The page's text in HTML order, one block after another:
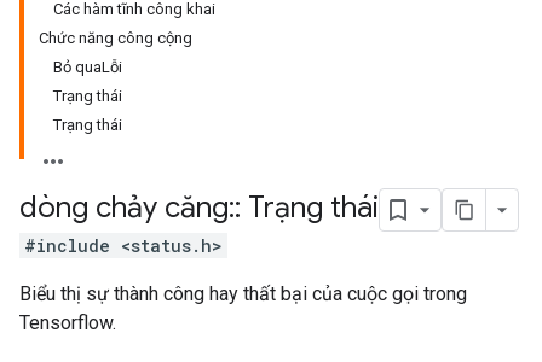
Các hàm tĩnh công khai
Chức năng công cộng
Bỏ quaLỗi
Trạng thái
Trạng thái
dòng chảy căng:: Trạng thái
#include <status.h>
Biểu thị sự thành công hay thất bại của cuộc gọi trong
Tensorflow.